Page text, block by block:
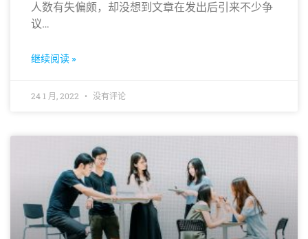
人数有失偏颇，却没想到文章在发出后引来不少争
议…
继续阅读 »
24 1 月, 2022 没有评论